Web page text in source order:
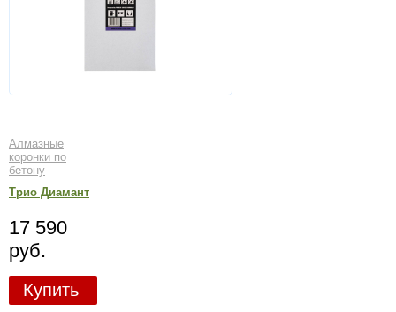
Алмазные
коронки по
бетону
Трио Диамант
17 590
руб.
Купить